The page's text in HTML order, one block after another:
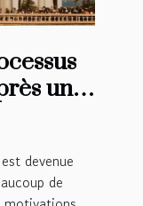
une
en
devenue
de